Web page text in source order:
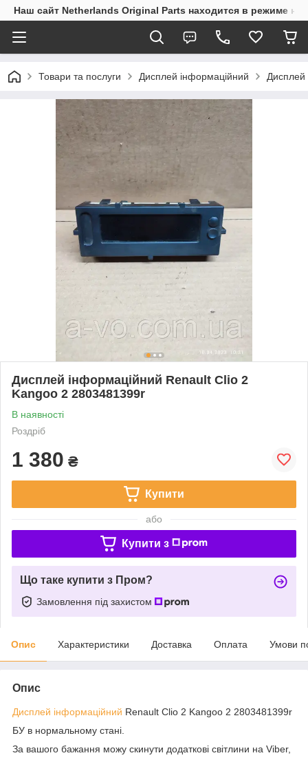
Наш сайт Netherlands Original Parts находится в режиме
Товари та послуги Дисплей інформаційний Дисплей
Дисплей інформаційний Renault Clio 2
Kangoo 2 2803481399r
В наявності
Роздріб
1 380 ₴
Купити
або
Купити з
Що таке купити з Пром?
Замовлення під захистом
Опис Характеристики Доставка Оплата Умови
Опис
Дисплей інформаційний Renault Clio 2 Kangoo 2 2803481399r
БУ в нормальному стані.
За вашого бажання можу скинути додаткові світлини на Viber,